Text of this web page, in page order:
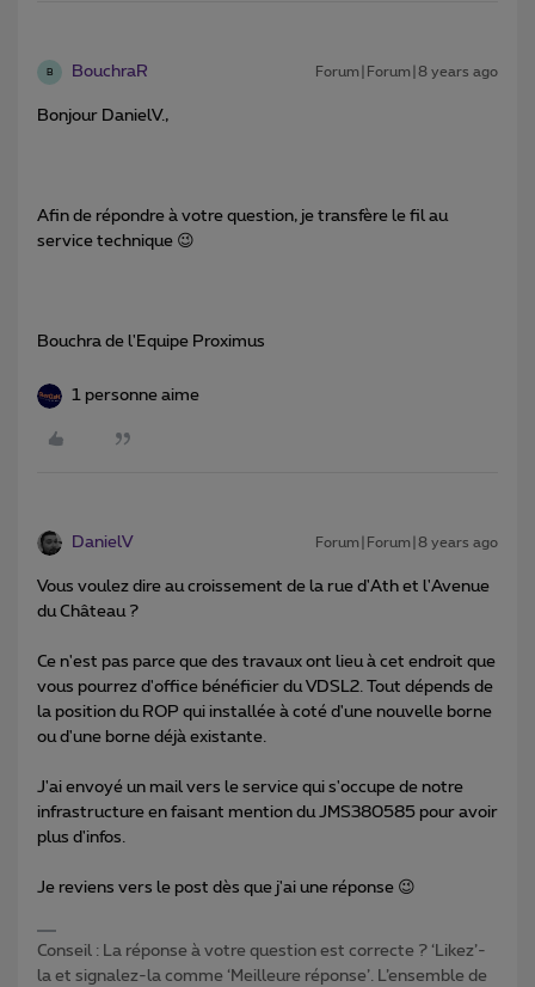
B BouchraR Forum|Forum|8 years ago
Bonjour DanielV.,
Afin de répondre à votre question, je transfère le fil au
service technique 😉
Bouchra de l'Equipe Proximus
1 personne aime
DanielV Forum|Forum|8 years ago
Vous voulez dire au croissement de la rue d'Ath et l'Avenue
du Château ?
Ce n'est pas parce que des travaux ont lieu à cet endroit que
vous pourrez d'office bénéficier du VDSL2. Tout dépends de
la position du ROP qui installée à coté d'une nouvelle borne
ou d'une borne déjà existante.
J'ai envoyé un mail vers le service qui s'occupe de notre
infrastructure en faisant mention du JMS380585 pour avoir
plus d'infos.
Je reviens vers le post dès que j'ai une réponse 😉
Conseil : La réponse à votre question est correcte ? ‘Likez’-
la et signalez-la comme ‘Meilleure réponse’. L’ensemble de